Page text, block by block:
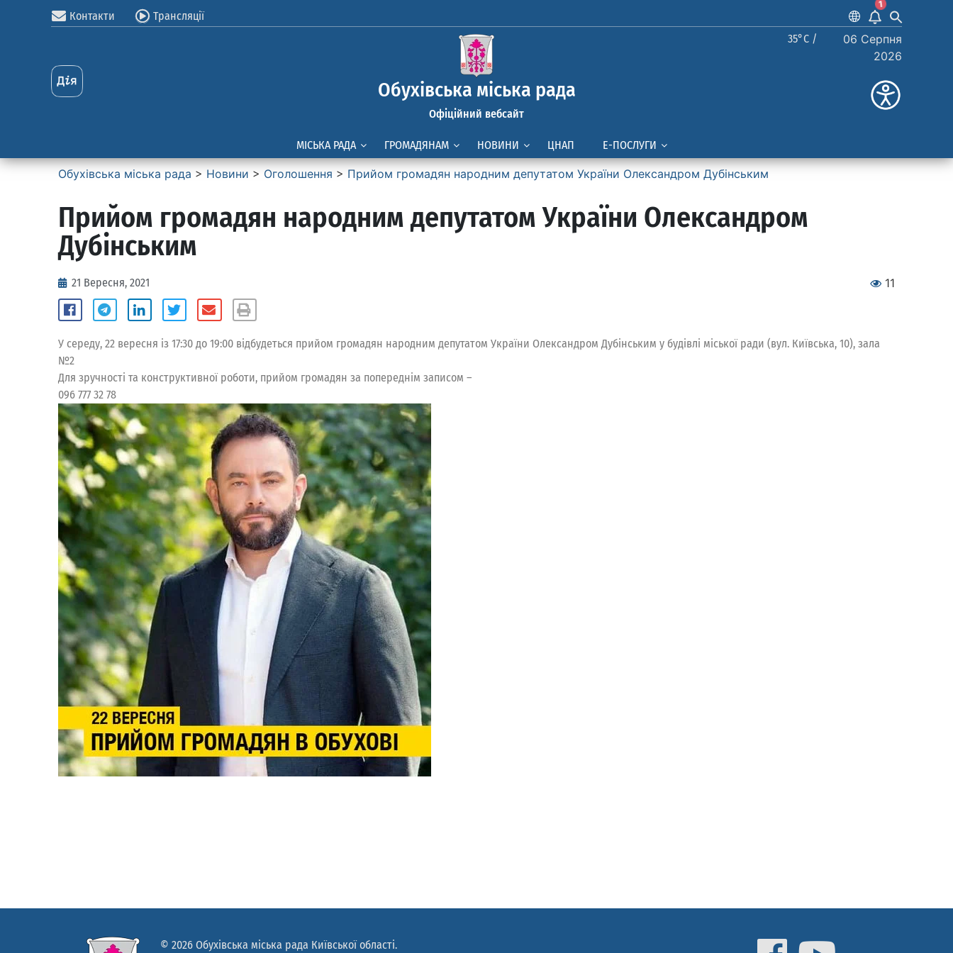
Контакти Трансляції
1
Обухівська міська рада
Офіційний вебсайт
35°C /
06 Серпня
2026
МІСЬКА РАДА ГРОМАДЯНАМ НОВИНИ ЦНАП Е-ПОСЛУГИ
Обухівська міська рада > Новини > Оголошення > Прийом громадян народним депутатом України Олександром Дубінським
Прийом громадян народним депутатом України Олександром
Дубінським
21 Вересня, 2021 11
У середу, 22 вересня із 17:30 до 19:00 відбудеться прийом громадян народним депутатом України Олександром Дубінським у будівлі міської ради (вул. Київська, 10), зала
№2
Для зручності та конструктивної роботи, прийом громадян за попереднім записом –
096 777 32 78
© 2026 Обухівська міська рада Київської області.